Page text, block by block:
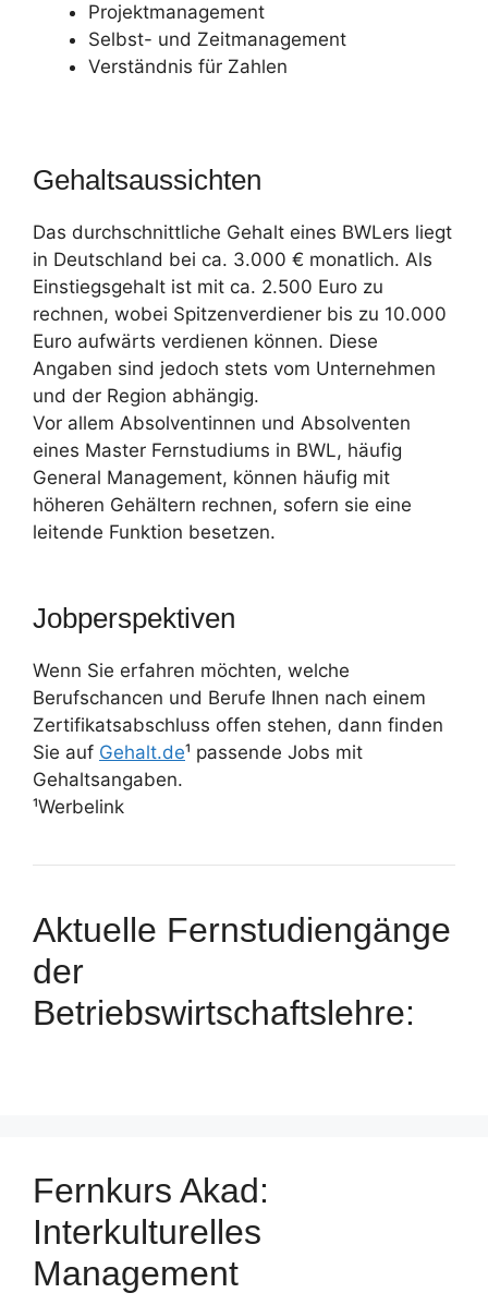
Projektmanagement
Selbst- und Zeitmanagement
Verständnis für Zahlen
Gehaltsaussichten
Das durchschnittliche Gehalt eines BWLers liegt
in Deutschland bei ca. 3.000 € monatlich. Als
Einstiegsgehalt ist mit ca. 2.500 Euro zu
rechnen, wobei Spitzenverdiener bis zu 10.000
Euro aufwärts verdienen können. Diese
Angaben sind jedoch stets vom Unternehmen
und der Region abhängig.
Vor allem Absolventinnen und Absolventen
eines Master Fernstudiums in BWL, häufig
General Management, können häufig mit
höheren Gehältern rechnen, sofern sie eine
leitende Funktion besetzen.
Jobperspektiven
Wenn Sie erfahren möchten, welche
Berufschancen und Berufe Ihnen nach einem
Zertifikatsabschluss offen stehen, dann finden
Sie auf Gehalt.de¹ passende Jobs mit
Gehaltsangaben.
¹Werbelink
Aktuelle Fernstudiengänge
der
Betriebswirtschaftslehre:
Fernkurs Akad:
Interkulturelles
Management